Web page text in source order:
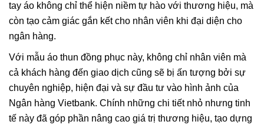
tay áo không chỉ thể hiện niềm tự hào với thương hiệu, mà
còn tạo cảm giác gắn kết cho nhân viên khi đại diện cho
ngân hàng.
Với mẫu áo thun đồng phục này, không chỉ nhân viên mà
cả khách hàng đến giao dịch cũng sẽ bị ấn tượng bởi sự
chuyên nghiệp, hiện đại và sự đầu tư vào hình ảnh của
Ngân hàng Vietbank. Chính những chi tiết nhỏ nhưng tinh
tế này đã góp phần nâng cao giá trị thương hiệu, tạo dựng